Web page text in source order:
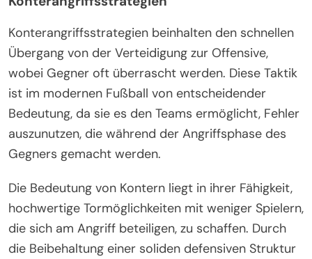
Konterangriffsstrategien beinhalten den schnellen
Übergang von der Verteidigung zur Offensive,
wobei Gegner oft überrascht werden. Diese Taktik
ist im modernen Fußball von entscheidender
Bedeutung, da sie es den Teams ermöglicht, Fehler
auszunutzen, die während der Angriffsphase des
Gegners gemacht werden.
Die Bedeutung von Kontern liegt in ihrer Fähigkeit,
hochwertige Tormöglichkeiten mit weniger Spielern,
die sich am Angriff beteiligen, zu schaffen. Durch
die Beibehaltung einer soliden defensiven Struktur